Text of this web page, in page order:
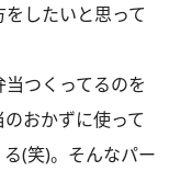
したいと思って
つくってるのを
おかずに使って
(笑)。そんなパー